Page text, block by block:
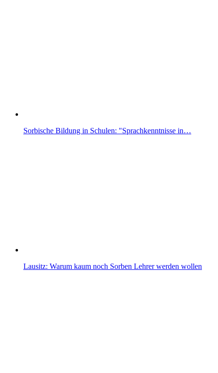
Sorbische Bildung in Schulen: "Sprachkenntnisse in…
Lausitz: Warum kaum noch Sorben Lehrer werden wollen